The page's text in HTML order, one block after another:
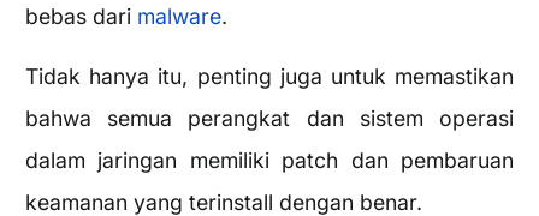
bebas dari malware.
Tidak hanya itu, penting juga untuk memastikan
bahwa semua perangkat dan sistem operasi
dalam jaringan memiliki patch dan pembaruan
keamanan yang terinstall dengan benar.